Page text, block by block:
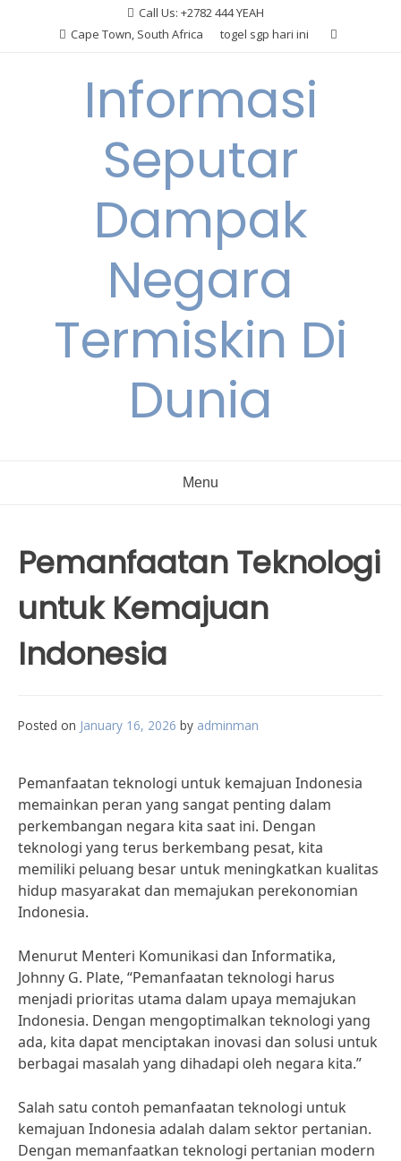
Call Us: +2782 444 YEAH
Cape Town, South Africa
togel sgp hari ini
Informasi
Seputar
Dampak
Negara
Termiskin Di
Dunia
Menu
Pemanfaatan Teknologi
untuk Kemajuan
Indonesia
Posted on January 16, 2026 by adminman
Pemanfaatan teknologi untuk kemajuan Indonesia
memainkan peran yang sangat penting dalam
perkembangan negara kita saat ini. Dengan
teknologi yang terus berkembang pesat, kita
memiliki peluang besar untuk meningkatkan kualitas
hidup masyarakat dan memajukan perekonomian
Indonesia.
Menurut Menteri Komunikasi dan Informatika,
Johnny G. Plate, “Pemanfaatan teknologi harus
menjadi prioritas utama dalam upaya memajukan
Indonesia. Dengan mengoptimalkan teknologi yang
ada, kita dapat menciptakan inovasi dan solusi untuk
berbagai masalah yang dihadapi oleh negara kita.”
Salah satu contoh pemanfaatan teknologi untuk
kemajuan Indonesia adalah dalam sektor pertanian.
Dengan memanfaatkan teknologi pertanian modern